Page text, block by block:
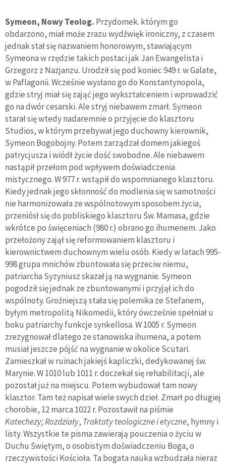
Symeon, Nowy Teolog. Przydomek. którym go
obdarzono, miał może zrazu wydźwięk ironiczny, z czasem
jednak stał się nazwaniem honorowym, stawiającym
Symeona w rzędzie takich postaci jak Jan Ewangelista i
Grzegorz z Nazjanzu. Urodził się pod koniec 949 r. w Galate,
w Paflagonii. Wcześnie wysłano go do Konstantynopola,
gdzie stryj miał się zająć jego wykształceniem i wprowadzić
go na dwór cesarski. Ale stryj niebawem zmarł. Symeon
starał się wtedy nadaremnie o przyjęcie do klasztoru
Studios, w którym przebywał jego duchowny kierownik,
Symeon Bogobojny. Potem zarządzał domem jakiegoś
patrycjusza i wiódł życie dość swobodne. Ale niebawem
nastąpił przełom pod wpływem doświadczenia
mistycznego. W 977 r. wstąpił do wspomnianego klasztoru.
Kiedy jednak jego skłonność do modlenia się w samotności
nie harmonizowała ze wspólnotowym sposobem życia,
przeniósł się do pobliskiego klasztoru Św. Mamasa, gdzie
wkrótce po święceniach (980 r.) obrano go ihumenem. Jako
przełożony zajął się reformowaniem klasztoru i
kierownictwem duchownym wielu osób. Kiedy w latach 995-
998 grupa mnichów zbuntowała się przeciw niemu,
patriarcha Syzyniusz skazał ją na wygnanie. Symeon
pogodził się jednak ze zbuntowanymi i przyjął ich do
wspólnoty. Groźniejszą stała się polemika ze Stefanem,
byłym metropolitą Nikomedii, który ówcześnie spełniał u
boku patriarchy funkcje synkellosa. W 1005 r. Symeon
zrezygnował dlatego ze stanowiska ihumena, a potem
musiał jeszcze pójść na wygnanie w okolice Scutari.
Zamieszkał w ruinach jakiejś kapliczki, dedykowanej św.
Marynie. W 1010 lub 1011 r. doczekał się rehabilitacji, ale
pozostał już na miejscu. Potem wybudował tam nowy
klasztor. Tam też napisał wiele swych dzieł. Zmarł po długiej
chorobie, 12 marca 1022 r. Pozostawił na piśmie
Katechezy; Rozdziały, Traktatyteologiczne i etyczne, hymny i
listy. Wszystkie te pisma zawierają pouczenia o życiu w
Duchu Świętym, o osobistym doświadczeniu Boga, o
rzeczywistości Kościoła. Ta bogata nauka wzbudzała nieraz